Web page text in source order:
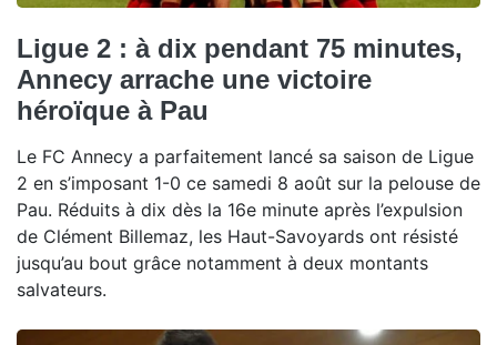
Ligue 2 : à dix pendant 75 minutes,
Annecy arrache une victoire
héroïque à Pau
Le FC Annecy a parfaitement lancé sa saison de Ligue
2 en s’imposant 1-0 ce samedi 8 août sur la pelouse de
Pau. Réduits à dix dès la 16e minute après l’expulsion
de Clément Billemaz, les Haut-Savoyards ont résisté
jusqu’au bout grâce notamment à deux montants
salvateurs.